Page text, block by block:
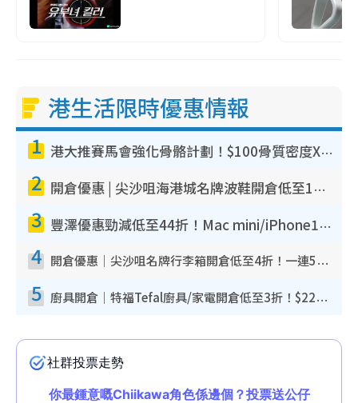
港生活限時優惠情報
1 港大推賽馬會強化骨骼計劃！$100骨質密度X光檢查 完成免費運動訓練送超市禮券！附參加資格
2 開倉優惠 | 尖沙咀海港城名牌波鞋開倉低至1折！On鞋$899起／Joy&Peace鞋履$98起
3 豐澤優惠勁減低至44折！Mac mini/iPhone17Pro大減價！廚房家電$220起
4 開倉優惠｜尖沙咀名牌行李箱開倉低至4折！一連5日 American Tourister/ace./Hallmark $200起！
5 廚具開倉｜特福Tefal廚具/家電開倉低至3折！$220起買平底鍋/炒鑊/湯煲！電飯煲/吸塵機/燙斗$418起